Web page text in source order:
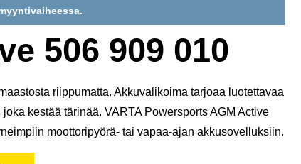
506 909 010
riippumatta. Akkuvalikoima tarjoaa luotettavaa
kestää tärinää. VARTA Powersports AGM Active
moottoripyörä- tai vapaa-ajan akkusovelluksiin.